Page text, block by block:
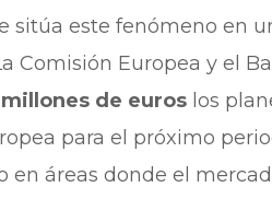
sitúa este fenómeno en
Comisión Europea y el
de euroslos
para el próximo
en áreas donde el